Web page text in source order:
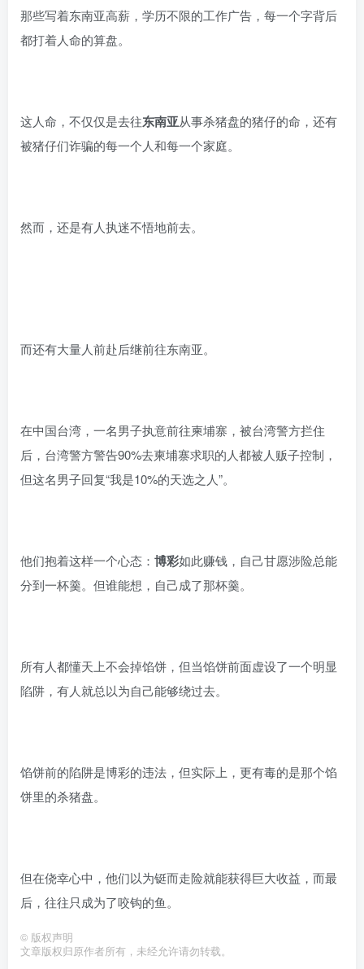
那些写着东南亚高薪，学历不限的工作广告，每一个字背后
都打着人命的算盘。
这人命，不仅仅是去往东南亚从事杀猪盘的猪仔的命，还有
被猪仔们诈骗的每一个人和每一个家庭。
然而，还是有人执迷不悟地前去。
而还有大量人前赴后继前往东南亚。
在中国台湾，一名男子执意前往柬埔寨，被台湾警方拦住
后，台湾警方警告90%去柬埔寨求职的人都被人贩子控制，
但这名男子回复“我是10%的天选之人”。
他们抱着这样一个心态： 博彩如此赚钱，自己甘愿涉险总能
分到一杯羹。但谁能想，自己成了那杯羹。
所有人都懂天上不会掉馅饼，但当馅饼前面虚设了一个明显
陷阱，有人就总以为自己能够绕过去。
馅饼前的陷阱是博彩的违法，但实际上，更有毒的是那个馅
饼里的杀猪盘。
但在侥幸心中，他们以为铤而走险就能获得巨大收益，而最
后，往往只成为了咬钩的鱼。
© 版权声明
文章版权归原作者所有，未经允许请勿转载。